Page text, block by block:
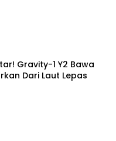
Gravity-1 Y2 Bawa
Dari Laut Lepas